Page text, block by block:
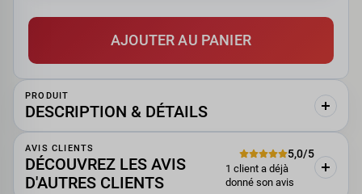
AJOUTER AU PANIER
PRODUIT
DESCRIPTION & DÉTAILS
AVIS CLIENTS
DÉCOUVREZ LES AVIS
D'AUTRES CLIENTS
5,0/5
1 client a déjà
donné son avis